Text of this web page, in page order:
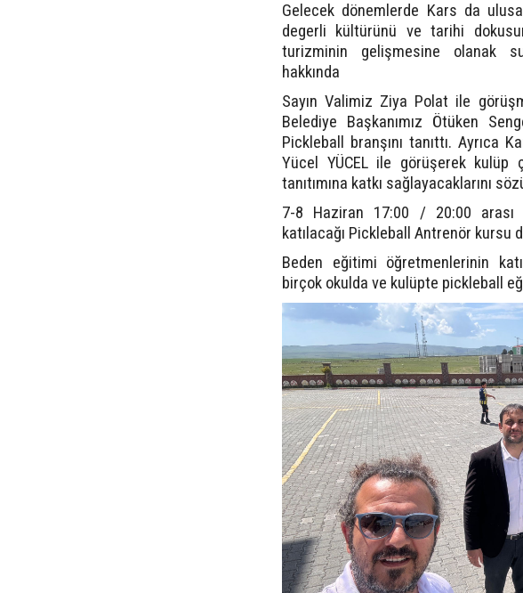
Gelecek dönemlerde Kars da
degerli kültürünü ve tarihi
turizminin gelişmesine olanak
hakkında
Sayın Valimiz Ziya Polat ile
Belediye Başkanımız Ötüken
Pickleball branşını tanıttı. Ayrıca
Yücel YÜCEL ile görüşerek kulüp
tanıtımına katkı sağlayacaklarını
7-8 Haziran 17:00 / 20:00 arası
katılacağı Pickleball Antrenör kursu
Beden eğitimi öğretmenlerinin
birçok okulda ve kulüpte pickleball